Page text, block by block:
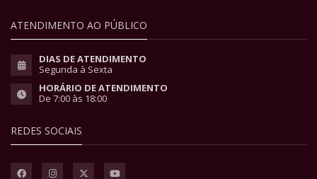
ATENDIMENTO AO PÚBLICO
DIAS DE ATENDIMENTO
Segunda à Sexta
HORÁRIO DE ATENDIMENTO
De 7:00 às 18:00
REDES SOCIAIS